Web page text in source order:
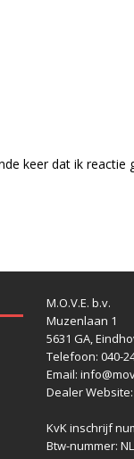
keer dat ik reactie
M.O.V.E. b.v.
Muzenlaan 1
5631 GA,
Telefoon: 040-
Email:
Dealer
KvK inschrijf
Btw-nummer: